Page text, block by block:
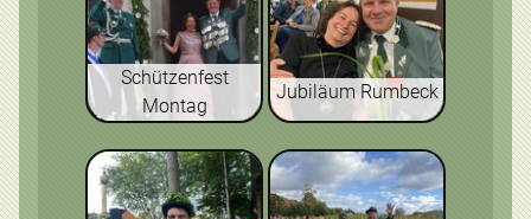
Schützenfest
Montag
Jubiläum Rumbeck